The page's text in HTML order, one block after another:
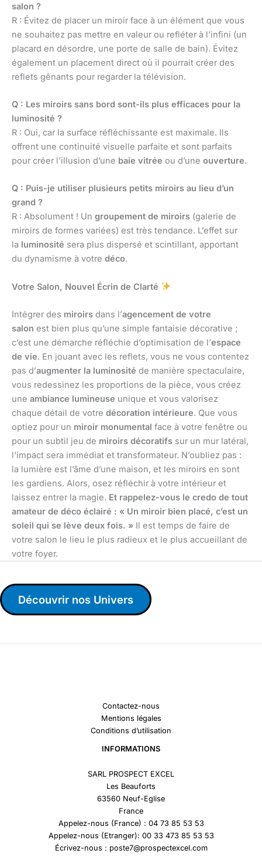
salon ?
R : Évitez de placer un miroir face à un élément que vous
ne souhaitez pas mettre en valeur ou refléter à l’infini (un
placard en désordre, une porte de salle de bain). Évitez
également un placement direct où il pourrait créer des
reflets gênants pour regarder la télévision.
Q : Les miroirs sans bord sont-ils plus efficaces pour la
luminosité ?
R : Oui, car la surface réfléchissante est maximale. Ils
offrent une continuité visuelle parfaite et sont parfaits
pour créer l’illusion d’une baie vitrée ou d’une ouverture.
Q : Puis-je utiliser plusieurs petits miroirs au lieu d’un
grand ?
R : Absolument ! Un groupement de miroirs (galerie de
miroirs de formes variées) est très tendance. L’effet sur
la luminosité sera plus dispersé et scintillant, apportant
du dynamisme à votre déco.
Votre Salon, Nouvel Écrin de Clarté
Intégrer des miroirs dans l’agencement de votre
salon est bien plus qu’une simple fantaisie décorative ;
c’est une démarche réfléchie d’optimisation de l’espace
de vie. En jouant avec les reflets, vous ne vous contentez
pas d’augmenter la luminosité de manière spectaculaire,
vous redessinez les proportions de la pièce, vous créez
une ambiance lumineuse unique et vous valorisez
chaque détail de votre décoration intérieure. Que vous
optiez pour un miroir monumental face à votre fenêtre ou
pour un subtil jeu de miroirs décoratifs sur un mur latéral,
l’impact sera immédiat et transformateur. N’oubliez pas :
la lumière est l’âme d’une maison, et les miroirs en sont
les gardiens. Alors, osez réfléchir à votre intérieur et
laissez entrer la magie. Et rappelez-vous le credo de tout
amateur de déco éclairé : « Un miroir bien placé, c’est un
soleil qui se lève deux fois. » Il est temps de faire de
votre salon le lieu le plus radieux et le plus accueillant de
votre foyer.
Découvrir nos Univers
Contactez-nous
Mentions légales
Conditions d’utilisation
INFORMATIONS
SARL PROSPECT EXCEL
Les Beauforts
63560 Neuf-Eglise
France
Appelez-nous (France) : 04 73 85 53 53
Appelez-nous (Etranger): 00 33 473 85 53 53
Écrivez-nous : poste7@prospectexcel.com